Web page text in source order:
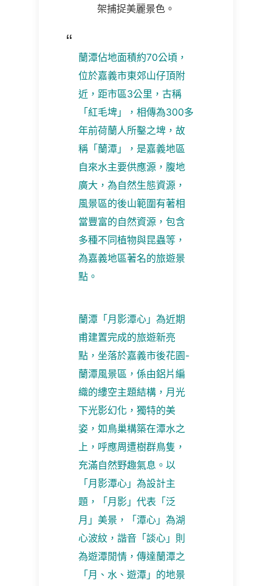
架捕捉美麗景色。
蘭潭佔地面積約70公頃，
位於嘉義市東郊山仔頂附
近，距市區3公里，古稱
「紅毛埤」，相傳為300多
年前荷蘭人所鑿之埤，故
稱「蘭潭」，是嘉義地區
自來水主要供應源，腹地
廣大，為自然生態資源，
風景區的後山範圍有著相
當豐富的自然資源，包含
多種不同植物與昆蟲等，
為嘉義地區著名的旅遊景
點。
蘭潭「月影潭心」為近期
甫建置完成的旅遊新亮
點，坐落於嘉義市後花園-
蘭潭風景區，係由鋁片編
織的縷空主題結構，月光
下光影幻化，獨特的美
姿，如鳥巢構築在潭水之
上，呼應周遭樹群鳥隻，
充滿自然野趣氣息。以
「月影潭心」為設計主
題，「月影」代表「泛
月」美景，「潭心」為湖
心波紋，諧音「談心」則
為遊潭閒情，傳達蘭潭之
「月、水、遊潭」的地景